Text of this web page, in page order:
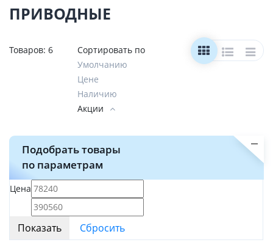
ПРИВОДНЫЕ
Товаров: 6
Сортировать по
Умолчанию
Цене
Наличию
Акции
Подобрать товары
по параметрам
Цена